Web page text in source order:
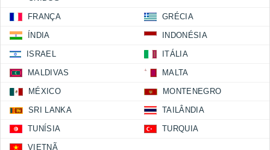
FRANÇA GRÉCIA
ÍNDIA INDONÉSIA
ISRAEL ITÁLIA
MALDIVAS MALTA
MÉXICO MONTENEGRO
SRI LANKA TAILÂNDIA
TUNÍSIA TURQUIA
VIETNÃ